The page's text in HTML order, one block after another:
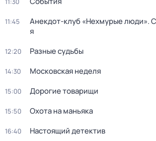
11:45 Анекдот-клуб «Нехмурые люди».
я
12:20 Разные судьбы
14:30 Московская неделя
15:00 Дорогие товарищи
15:50 Охота на маньяка
16:40 Настоящий детектив